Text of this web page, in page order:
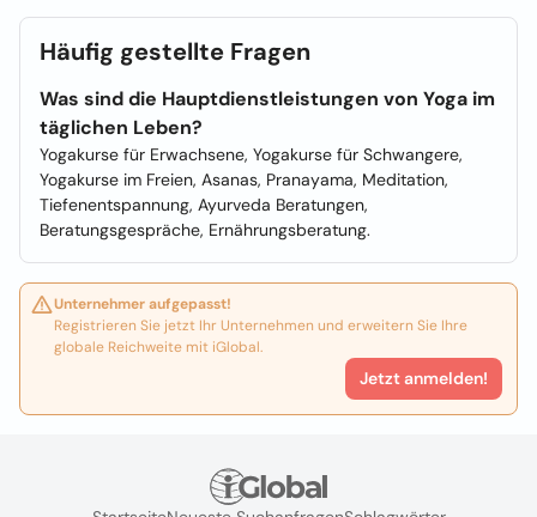
Häufig gestellte Fragen
Was sind die Hauptdienstleistungen von Yoga im
täglichen Leben?
Yogakurse für Erwachsene, Yogakurse für Schwangere,
Yogakurse im Freien, Asanas, Pranayama, Meditation,
Tiefenentspannung, Ayurveda Beratungen,
Beratungsgespräche, Ernährungsberatung.
Unternehmer aufgepasst!
Registrieren Sie jetzt Ihr Unternehmen und erweitern Sie Ihre
globale Reichweite mit iGlobal.
Jetzt anmelden!